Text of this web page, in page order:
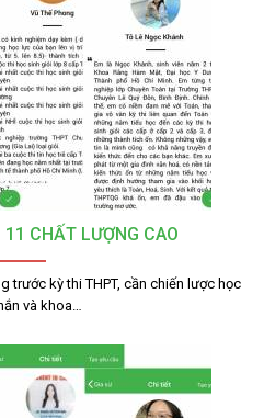
11 CHẤT LƯỢNG CAO
trước kỳ thi THPT, cần chiến lược học
và khoa…